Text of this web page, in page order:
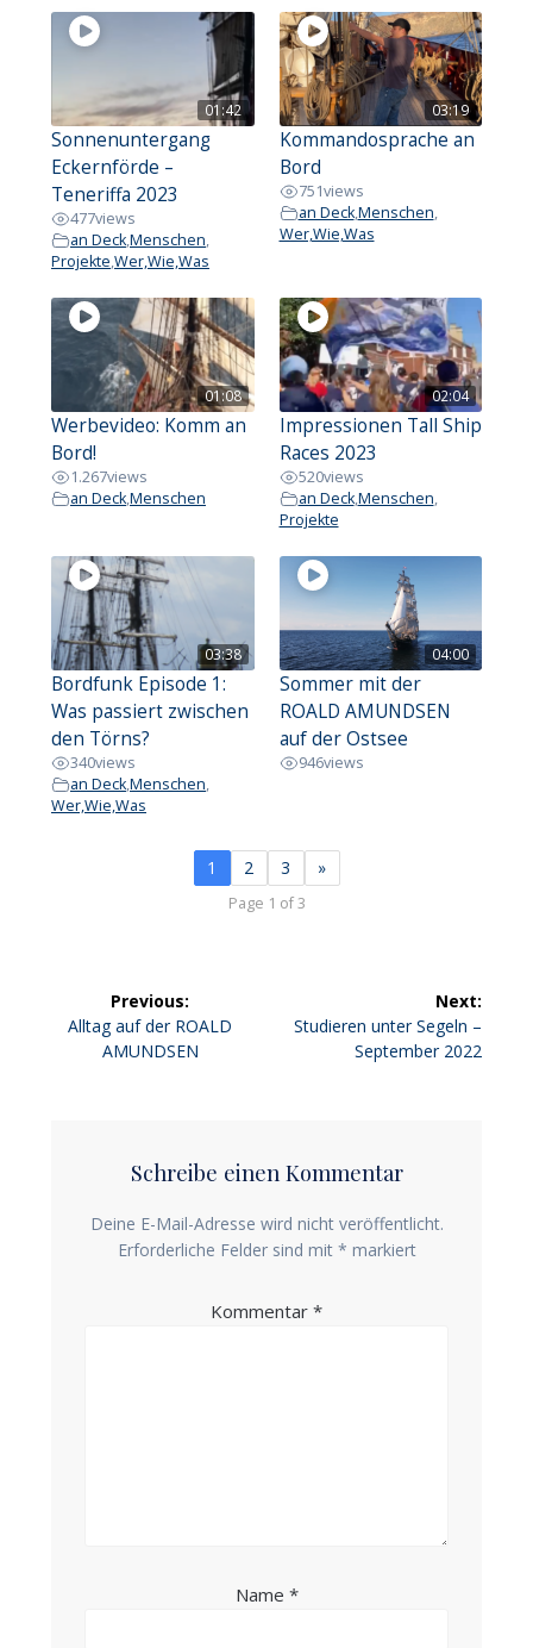
01:42
Sonnenuntergang
Eckernförde –
Teneriffa 2023
477views
an Deck,Menschen,
Projekte,Wer,Wie,Was
03:19
Kommandosprache an
Bord
751views
an Deck,Menschen,
Wer,Wie,Was
01:08
Werbevideo: Komm an
Bord!
1.267views
an Deck,Menschen
02:04
Impressionen Tall Ship
Races 2023
520views
an Deck,Menschen,
Projekte
03:38
Bordfunk Episode 1:
Was passiert zwischen
den Törns?
340views
an Deck,Menschen,
Wer,Wie,Was
04:00
Sommer mit der
ROALD AMUNDSEN
auf der Ostsee
946views
1 2 3 »
Page 1 of 3
Beitragsnavigation
Previous:
Previous
post:
Alltag auf der ROALD
AMUNDSEN
Next:
Next
Studieren unter Segeln –
September 2022
Schreibe einen Kommentar
Deine E-Mail-Adresse wird nicht veröffentlicht.
Erforderliche Felder sind mit * markiert
Kommentar *
Name *